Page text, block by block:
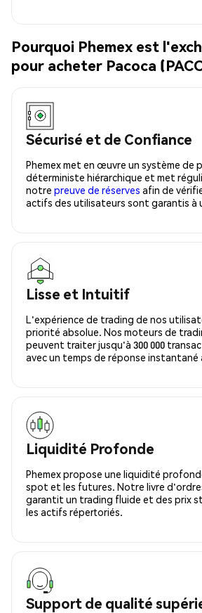
Pourquoi Phemex est
pour acheter Pacoca
Sécurisé et de Confiance
Phemex met en œuvre un système de
déterministe hiérarchique et met
notre preuve de réserves afin de
actifs des utilisateurs sont garantis à
Lisse et Intuitif
L'expérience de trading de nos
priorité absolue. Nos moteurs de
peuvent traiter jusqu'à 300 000
avec un temps de réponse instantané
Liquidité Profonde
Phemex propose une liquidité
spot et les futures. Notre livre
garantit un trading fluide et des prix
les actifs répertoriés.
Support de qualité